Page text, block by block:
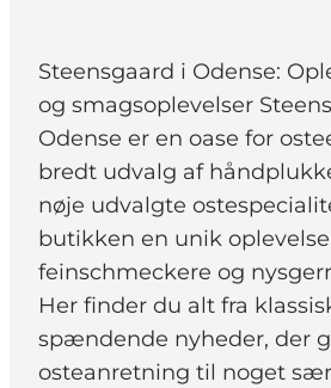
Steensgaard i Odense:
og smagsoplevelser
Odense er en oase for
bredt udvalg af
nøje udvalgte
butikken en unik
feinschmeckere og
Her finder du alt fra
spændende nyheder, der
osteanretning til noget